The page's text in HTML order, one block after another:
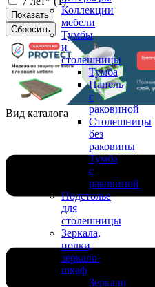
Коллекции
мебели
Тумбы
и
столешницы
Тумба
Панель
с
раковиной
Столешницы
без
раковины
Тумба
с
раковиной
Подстолье
для
столешницы
Зеркала,
полки,
зеркало-
шкаф
Зеркало
Вид каталога